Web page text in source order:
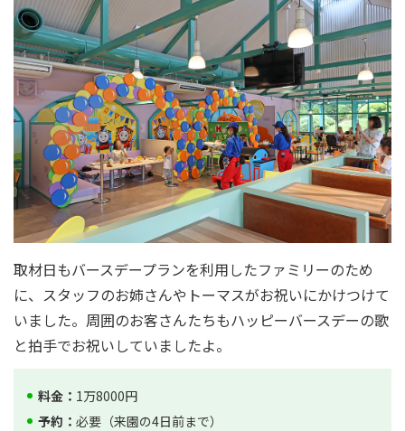
取材日もバースデープランを利用したファミリーのため
に、スタッフのお姉さんやトーマスがお祝いにかけつけて
いました。周囲のお客さんたちもハッピーバースデーの歌
と拍手でお祝いしていましたよ。
料金： 1万8000円
予約： 必要（来園の4日前まで）